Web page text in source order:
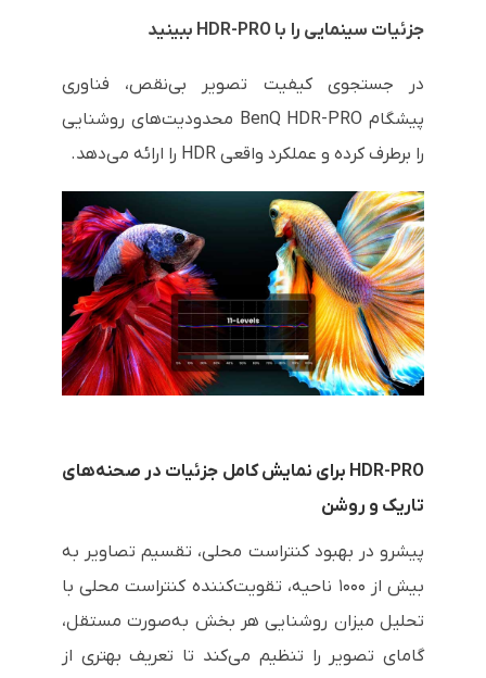
جزئیات سینمایی را با HDR-PRO ببینید
در جستجوی کیفیت تصویر بی‌نقص، فناوری
پیشگام BenQ HDR-PRO محدودیت‌های روشنایی
را برطرف کرده و عملکرد واقعی HDR را ارائه می‌دهد.
HDR-PRO برای نمایش کامل جزئیات در صحنه‌های
تاریک و روشن
پیشرو در بهبود کنتراست محلی، تقسیم تصاویر به
بیش از ۱۰۰۰ ناحیه، تقویت‌کننده کنتراست محلی با
تحلیل میزان روشنایی هر بخش به‌صورت مستقل،
گامای تصویر را تنظیم می‌کند تا تعریف بهتری از